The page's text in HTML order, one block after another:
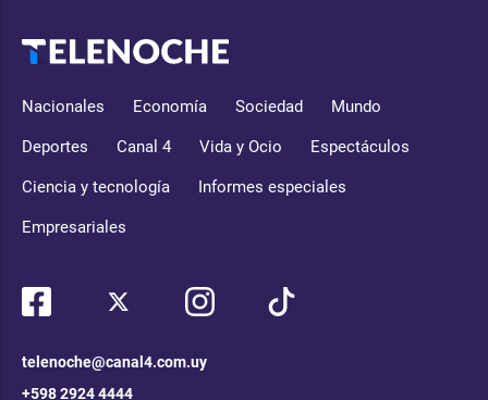
Nacionales Economía Sociedad Mundo
Deportes Canal 4 Vida y Ocio Espectáculos
Ciencia y tecnología Informes especiales
Empresariales
telenoche@canal4.com.uy
+598 2924 4444